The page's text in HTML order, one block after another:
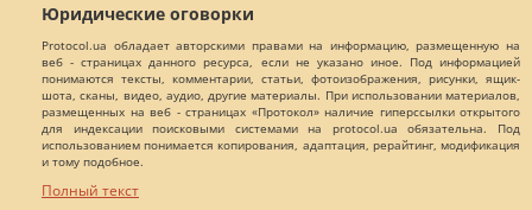
Юридические оговорки
Protocol.ua обладает авторскими правами на информацию, размещенную на
веб - страницах данного ресурса, если не указано иное. Под информацией
понимаются тексты, комментарии, статьи, фотоизображения, рисунки, ящик-
шота, сканы, видео, аудио, другие материалы. При использовании материалов,
размещенных на веб - страницах «Протокол» наличие гиперссылки открытого
для индексации поисковыми системами на protocol.ua обязательна. Под
использованием понимается копирования, адаптация, рерайтинг, модификация
и тому подобное.
Полный текст